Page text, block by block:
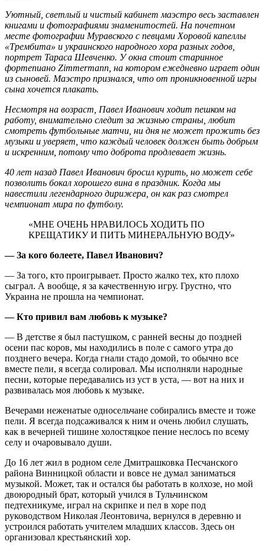
Уютный, светлый и чистый кабинет маэстро весь заставлен
книгами и фотографиями знаменитостей. На почетном
месте фотографии Муравского с певцами Хоровой капеллы
«Трембита» и украинского народного хора разных годов,
портрет Тараса Шевченко. У окна стоит старинное
фортепиано Zim­mer­mann, на котором ежедневно играет один
из сыновей. Маэстро признался, что от проникновенной игры
сына хочется плакать.
Несмотря на возраст, Павел Иванович ходит пешком на
работу, внимательно следит за жизнью страны, любит
смотреть футбольные матчи, ни дня не может прожить без
музыки и уверяет, что каждый человек должен быть добрым
и искренним, потому что доброта продлевает жизнь.
40 лет назад Павел Иванович бросил курить, но может себе
позволить бокал хорошего вина в праздник. Когда мы
навестили легендарного дирижера, он как раз смотрел
чемпионат мира по футболу.
«МНЕ ОЧЕНЬ НРАВИЛОСЬ ХОДИТЬ ПО
КРЕЩАТИКУ И ПИТЬ МИНЕРАЛЬНУЮ ВОДУ»
— За кого болеете, Павел Иванович?
— За того, кто проигрывает. Просто жалко тех, кто плохо
сыграл. А вообще, я за качественную игру. Грустно, что
Украина не прошла на чемпионат.
— Кто привил вам любовь к музыке?
— В детстве я был пастушком, с ранней весны до поздней
осени пас коров, мы находились в поле с самого утра до
позднего вечера. Когда гнали стадо домой, то обычно все
вместе пели, я всегда солировал. Мы исполняли народные
песни, которые передавались из уст в уста, — вот на них и
развивалась моя любовь к музыке.
Вечерами неженатые односельчане собирались вместе и тоже
пели. Я всегда подсаживался к ним и очень любил слушать,
как в вечерней тишине холостяцкое пение неслось по всему
селу и очаровывало души.
До 16 лет жил в родном селе Дмитрашковка Песчанского
района Винницкой области и вовсе не думал заниматься
музыкой. Может, так и остался бы работать в колхозе, но мой
двоюродный брат, который учился в Тульчинском
педтехникуме, играл на скрипке и пел в хоре под
руководством Николая Леонтовича, вернулся в деревню и
устроился работать учителем младших классов. Здесь он
организовал крестьянский хор.